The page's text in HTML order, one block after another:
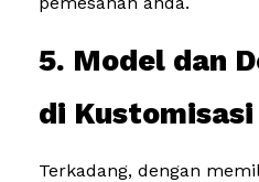
5. Model dan
di Kustomisasi
Terkadang, dengan